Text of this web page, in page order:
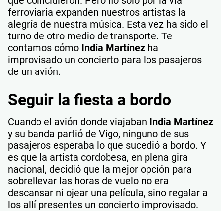
ferroviaria expanden nuestros artistas la
alegría de nuestra música. Esta vez ha sido el
turno de otro medio de transporte. Te
contamos cómo India Martínez ha
improvisado un concierto para los pasajeros
de un avión.
Seguir la fiesta a bordo
Cuando el avión donde viajaban India Martínez
y su banda partió de Vigo, ninguno de sus
pasajeros esperaba lo que sucedió a bordo. Y
es que la artista cordobesa, en plena gira
nacional, decidió que la mejor opción para
sobrellevar las horas de vuelo no era
descansar ni ojear una película, sino regalar a
los allí presentes un concierto improvisado.